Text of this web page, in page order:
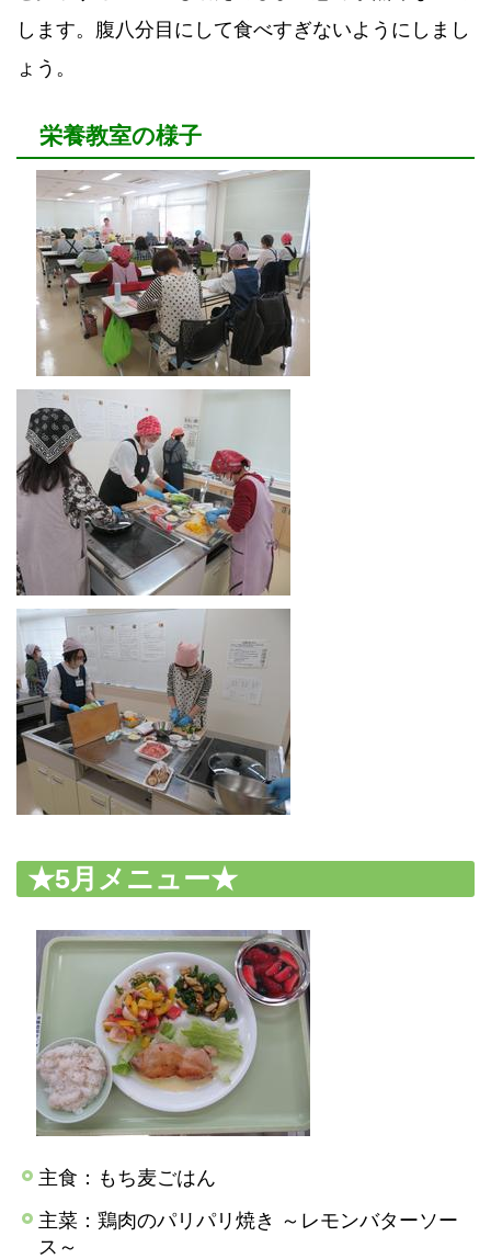
します。腹八分目にして食べすぎないようにしまし
ょう。
栄養教室の様子
★5月メニュー★
主食：もち麦ごはん
主菜：鶏肉のパリパリ焼き ～レモンバターソー
ス～